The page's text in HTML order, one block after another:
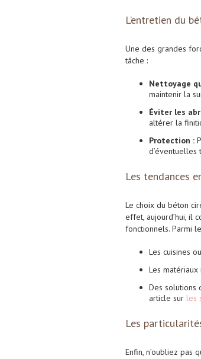
L’entretien du
Une des grandes
tâche :
Nettoyage
maintenir la
Éviter les
altérer la
Protection :
d’éventuelles
Les tendances
Le choix du béton
effet, aujourd’hui, il
fonctionnels. Parmi
Les cuisines
Les
Des solutions
article sur les
Les
Enfin, n’oubliez pas